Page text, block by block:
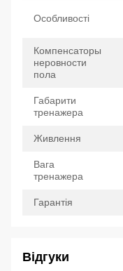
Особливості
Компенсаторы
неровности
пола
Габарити
тренажера
Живлення
Вага
тренажера
Гарантія
Відгуки